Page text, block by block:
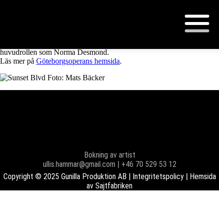
huvudrollen som Norma Desmond.
Läs mer på Göteborgsoperans hemsida.
Bokning av artist
ullis.hammar@gmail.com | +46 70 529 53 12
Copyright © 2025 Gunilla Produktion AB | Integritetspolicy| Hemsida
av Sajtfabriken